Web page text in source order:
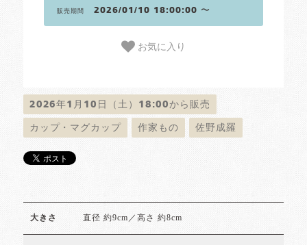
販売期間 2026/01/10 18:00:00 〜
お気に入り
2026年1月10日（土）18:00から販売
カップ・マグカップ 作家もの 佐野成羅
大きさ 直径 約9cm／高さ 約8cm